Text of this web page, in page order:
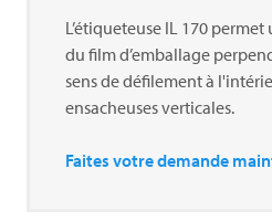
L’étiqueteuse IL 170
du film d’emballage
sens de défilement à
ensacheuses verticales.
Faites votre demande